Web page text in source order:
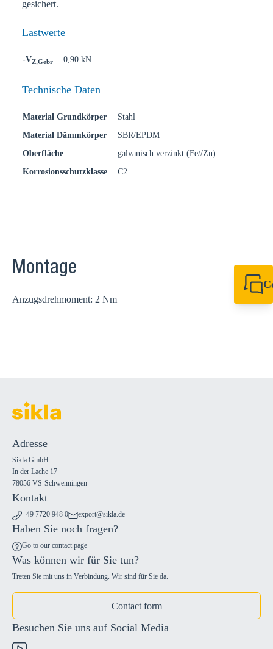
gesichert.
Lastwerte
-VZ,Gebr 0,90 kN
Technische Daten
Material Grundkörper
Stahl
Material Dämmkörper
SBR/EPDM
Oberfläche
galvanisch verzinkt (Fe//Zn)
Korrosionsschutzklasse
C2
Montage
Anzugsdrehmoment: 2 Nm
Adresse
Sikla GmbH
In der Lache 17
78056 VS-Schwenningen
Kontakt
+49 7720 948 0 export@sikla.de
Haben Sie noch fragen?
Go to our contact page
Was können wir für Sie tun?
Treten Sie mit uns in Verbindung. Wir sind für Sie da.
Contact form
Besuchen Sie uns auf Social Media